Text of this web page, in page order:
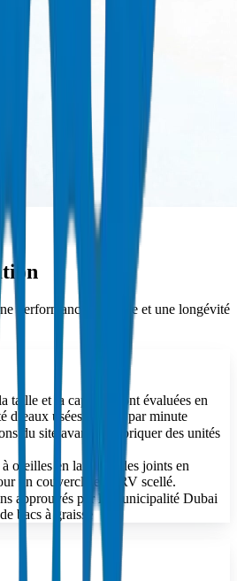
performance optimale et une longévité
taille et la capacité sont évaluées en
d’eaux usées traitées par minute
du site avant de fabriquer des unités
oreilles en laiton et des joints en
un couvercle en PRV scellé.
approuvés par la municipalité Dubai
bacs à graisse